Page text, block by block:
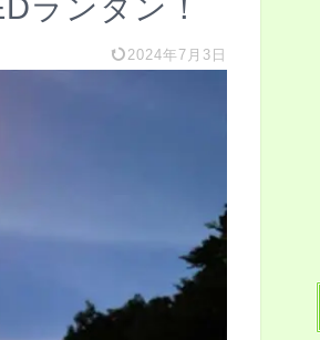
ランタン！
2024年7月3日